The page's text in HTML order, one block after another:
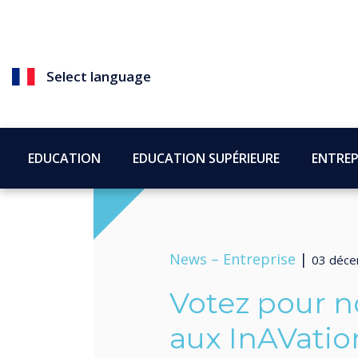
Select language
EDUCATION EDUCATION SUPÉRIEURE
News – Entreprise | 03
Votez pour
aux